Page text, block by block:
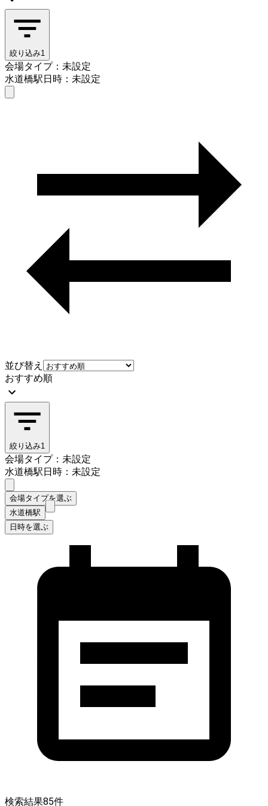
絞り込み1
会場タイプ：未設定
水道橋駅日時：未設定
並び替え
おすすめ順
絞り込み1
会場タイプ：未設定
水道橋駅日時：未設定
会場タイプを選ぶ
水道橋駅
日時を選ぶ
検索結果85件